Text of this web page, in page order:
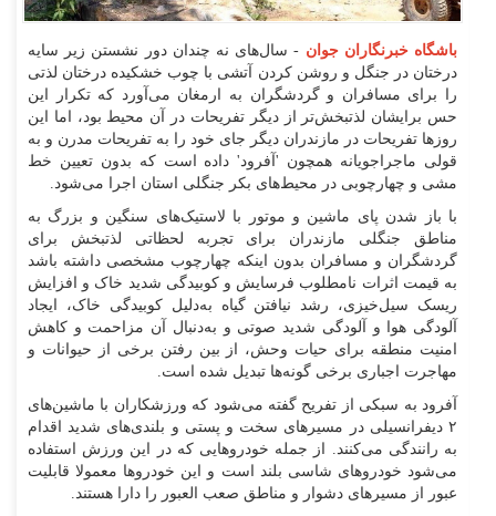
باشگاه خبرنگاران جوان - سال‌های نه چندان دور نشستن زیر سایه
درختان در جنگل و روشن کردن آتشی با چوب خشکیده درختان لذتی
را برای مسافران و گردشگران به ارمغان می‌آورد که تکرار این
حس برایشان لذتبخش‌تر از دیگر تفریحات در آن محیط بود، اما این
روز‌ها تفریحات در مازندران دیگر جای خود را به تفریحات مدرن و به
قولی ماجراجویانه همچون 'آفرود' داده است که بدون تعیین خط
مشی و چهارچوبی در محیط‌های بکر جنگلی استان اجرا می‌شود.
با باز شدن پای ماشین و موتور با لاستیک‌های سنگین و بزرگ به
مناطق جنگلی مازندران برای تجربه لحظاتی لذتبخش برای
گردشگران و مسافران بدون اینکه چهارچوب مشخصی داشته باشد
به قیمت اثرات نامطلوب فرسایش و کوبیدگی شدید خاک و افزایش
ریسک سیل‌خیزی، رشد نیافتن گیاه به‌دلیل کوبیدگی خاک، ایجاد
آلودگی هوا و آلودگی شدید صوتی و به‌دنبال آن مزاحمت و کاهش
امنیت منطقه برای حیات وحش، از بین رفتن برخی از حیوانات و
مهاجرت اجباری برخی گونه‌ها تبدیل شده است.
آفرود به سبکی از تفریح گفته می‌شود که ورزشکاران با ماشین‌های
۲ دیفرانسیلی در مسیر‌های سخت و پستی و بلندی‌های شدید اقدام
به رانندگی می‌کنند. از جمله خودرو‌هایی که در این ورزش استفاده
می‌شود خودرو‌های شاسی بلند است و این خودرو‌ها معمولا قابلیت
عبور از مسیر‌های دشوار و مناطق صعب العبور را دارا هستند.